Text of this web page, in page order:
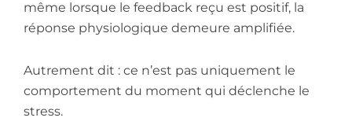
même lorsque le feedback reçu est positif, la
réponse physiologique demeure amplifiée.
Autrement dit : ce n’est pas uniquement le
comportement du moment qui déclenche le
stress.